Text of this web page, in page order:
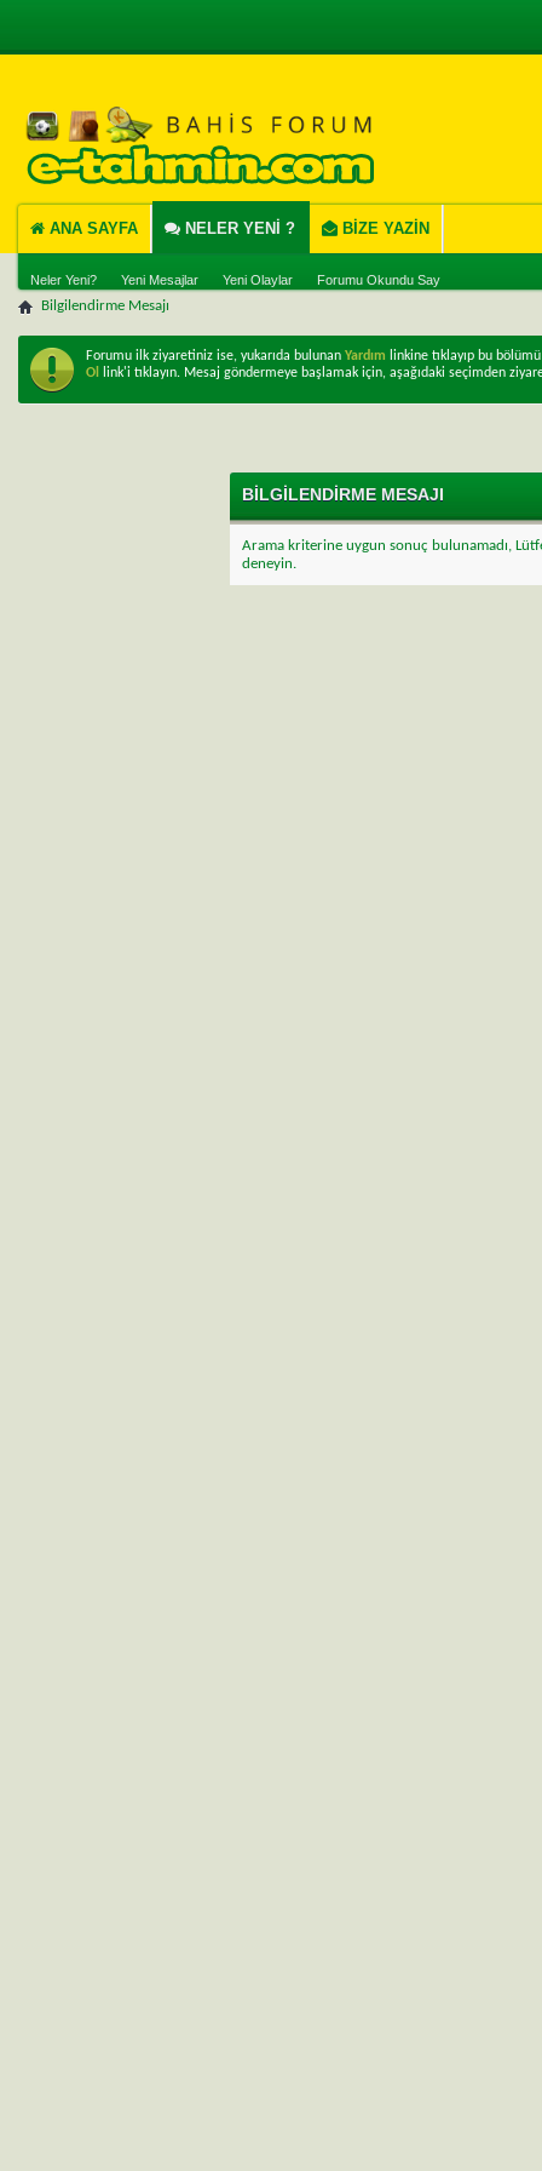
ANA SAYFA NELER YENI ?
Neler Yeni? Yeni Mesajlar Yeni Olaylar Forumu Okundu Say
BIZE YAZIN
Bilgilendirme Mesajı
Forumu ilk ziyaretiniz ise, yukarıda bulunan Yardım linkine tıklayıp bu
Ol
link'i tıklayın. Mesaj göndermeye başlamak için, aşağıdaki seçimden
BILGILENDIRME MESAJI
Arama kriterine uygun sonuç bulunamadı,
deneyin.